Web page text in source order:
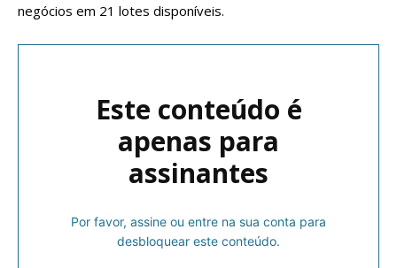
negócios em 21 lotes disponíveis.
Este conteúdo é
apenas para
assinantes
Por favor, assine ou entre na sua conta para
desbloquear este conteúdo.